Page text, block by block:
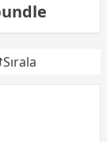
Sırala